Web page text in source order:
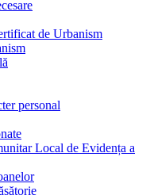
de Urbanism
personal
Local de Evidența a